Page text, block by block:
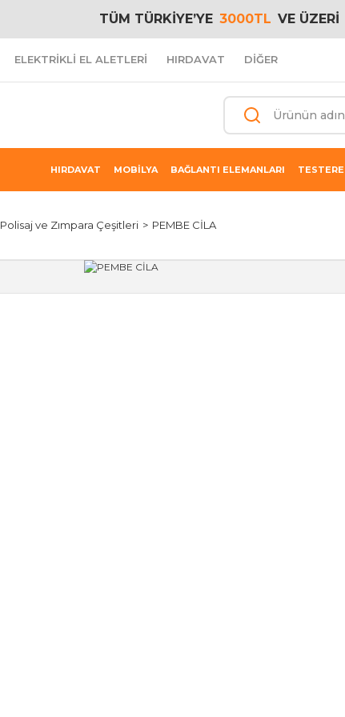
TÜM TÜRKİYE’YE 3000TL VE ÜZERİ
ELEKTRİKLİ EL ALETLERİ HIRDAVAT DİĞER
HIRDAVAT MOBİLYA BAĞLANTI ELEMANLARI TESTERE
Polisaj ve Zımpara Çeşitleri PEMBE CİLA